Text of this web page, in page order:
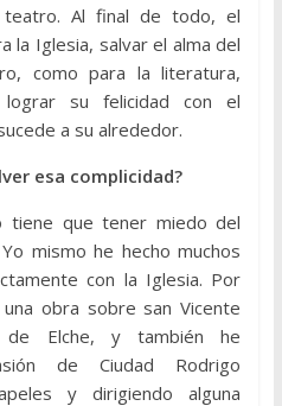
Al final de todo, el
la Iglesia, salvar el alma del
como para la literatura,
su felicidad con el
a su alrededor.
esa complicidad?
tiene que tener miedo del
mismo he hecho muchos
con la Iglesia. Por
obra sobre san Vicente
Elche, y también he
de Ciudad Rodrigo
y dirigiendo alguna